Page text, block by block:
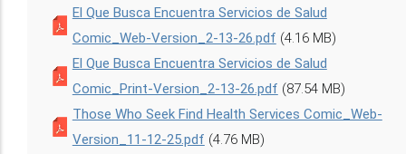
El Que Busca Encuentra Servicios de Salud
Comic_Web-Version_2-13-26.pdf (4.16 MB)
El Que Busca Encuentra Servicios de Salud
Comic_Print-Version_2-13-26.pdf (87.54 MB)
Those Who Seek Find Health Services Comic_Web-
Version_11-12-25.pdf (4.76 MB)